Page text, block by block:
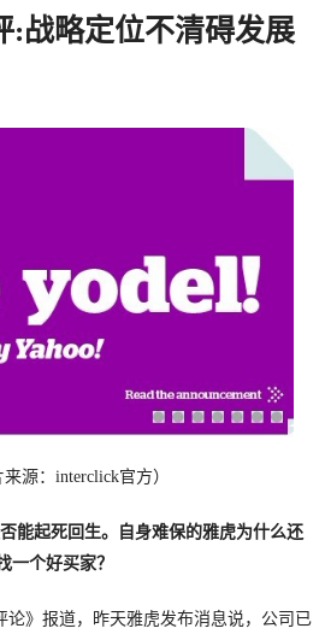
:战略定位不清碍发展
源：interclick官方）
能起死回生。自身难保的雅虎为什么还
一个好买家？
》报道，昨天雅虎发布消息说，公司已